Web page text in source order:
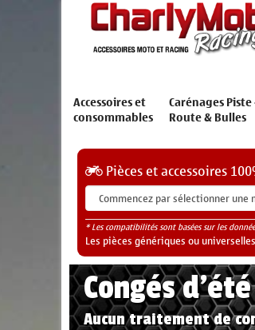
Accessoires et
consommables
Carénages Piste
Route & Bulles
Pièces et accessoires
* Les compatibilités sont basées sur les
Les pièces génériques ou
Congés
Aucun traitement de